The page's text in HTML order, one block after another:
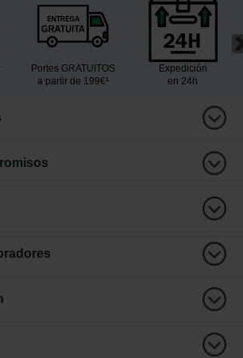
Portes GRATUITOS
a partir de 199€¹
Expedición
en 24h